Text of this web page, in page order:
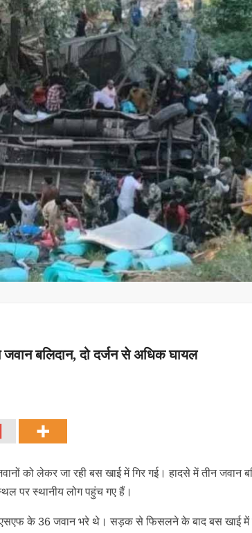
बलिदान, दो दर्जन से अधिक घायल
को लेकर जा रही बस खाई में गिर गई। हादसे में तीन जवान
पर स्थानीय लोग पहुंच गए हैं।
के 36 जवान भरे थे। सड़क से फिसलने के बाद बस खाई में